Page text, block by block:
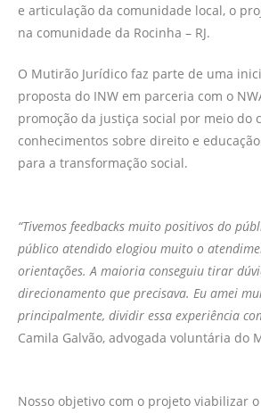
e articulação da comunidade local, o
na comunidade da Rocinha – RJ.
O Mutirão Jurídico faz parte de uma
proposta do INW em parceria com o
promoção da justiça social por meio do
conhecimentos sobre direito e
para a transformação social.
“Tivemos feedbacks muito positivos do
público atendido elogiou muito o
orientações. A maioria conseguiu tirar
direcionamento que precisava. Eu amei
principalmente, dividir essa experiência
Camila Galvão, advogada voluntária do
Nosso objetivo com o projeto viabilizar